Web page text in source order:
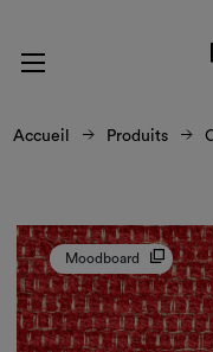
Accueil Produits
Moodboard